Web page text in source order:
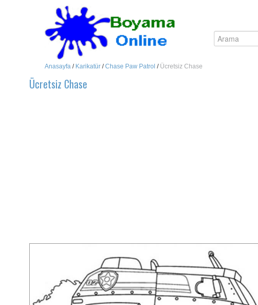
Anasayfa / Karikatür /Chase Paw Patrol / Ücretsiz Chase
Ücretsiz Chase